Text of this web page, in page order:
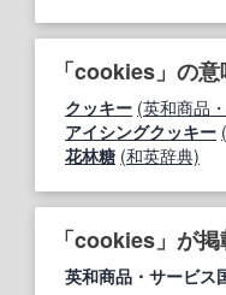
「cookies」の
クッキー (英和商品
アイシングクッキー
花林糖 (和英辞典)
「cookies」が
英和商品・サービス